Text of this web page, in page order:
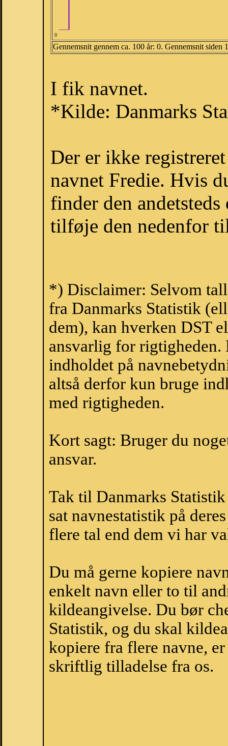
0
Gennemsnit gennem ca. 100 år: 0. Gennemsnit siden
I fik navnet.
*Kilde: Danmarks
Der er ikke
navnet Fredie. Hvis
finder den
tilføje den nedenfor
*) Disclaimer: Selvom
fra Danmarks Statistik
dem), kan hverken DST
ansvarlig for
indholdet på
altså derfor kun bruge
med rigtigheden.
Kort sagt: Bruger du
ansvar.
Tak til Danmarks
sat navnestatistik på
flere tal end dem vi har
Du må gerne kopiere
enkelt navn eller to til
kildeangivelse. Du bør
Statistik, og du skal
kopiere fra flere navne,
skriftlig tilladelse fra os.